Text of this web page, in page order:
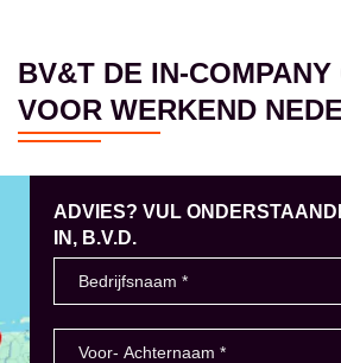
BV&T DE IN-
VOOR WERKEND
ADVIES? VUL
IN, B.V.D.